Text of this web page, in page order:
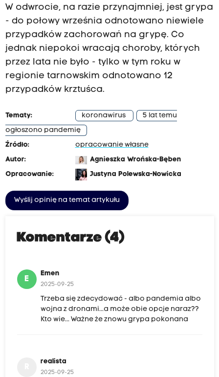
W odwrocie, na razie przynajmniej, jest grypa
- do połowy września odnotowano niewiele
przypadków zachorowań na grypę. Co
jednak niepokoi wracają choroby, których
przez lata nie było - tylko w tym roku w
regionie tarnowskim odnotowano 12
przypadków krztuśca.
Tematy: koronawirus
5 lat temu
ogłoszono pandemię
Źródło:
opracowanie własne
Autor:
Agnieszka Wrońska-Bęben
Opracowanie:
Justyna Polewska-Nowicka
Wyślij opinię na temat artykułu
Komentarze (4)
E
Emen
2025-09-25
Trzeba się zdecydować - albo pandemia albo
wojna z dronami...a może obie opcje naraz??
Kto wie... Ważne że znowu grypa pokonana
realista
2025-09-25